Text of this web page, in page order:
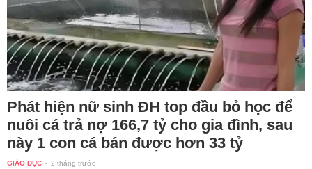
Phát hiện nữ sinh ĐH top đầu bỏ học để
nuôi cá trả nợ 166,7 tỷ cho gia đình, sau
này 1 con cá bán được hơn 33 tỷ
GIÁO DỤC - 2 tháng trước